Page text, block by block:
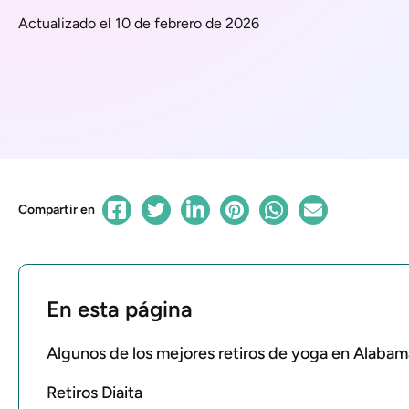
Actualizado el 10 de febrero de 2026
Compartir en
En esta página
Algunos de los mejores retiros de yoga en
Retiros Diaita